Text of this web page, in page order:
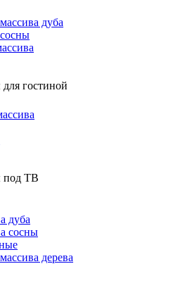
дуба
гостиной
под ТВ
дуба
сосны
дерева